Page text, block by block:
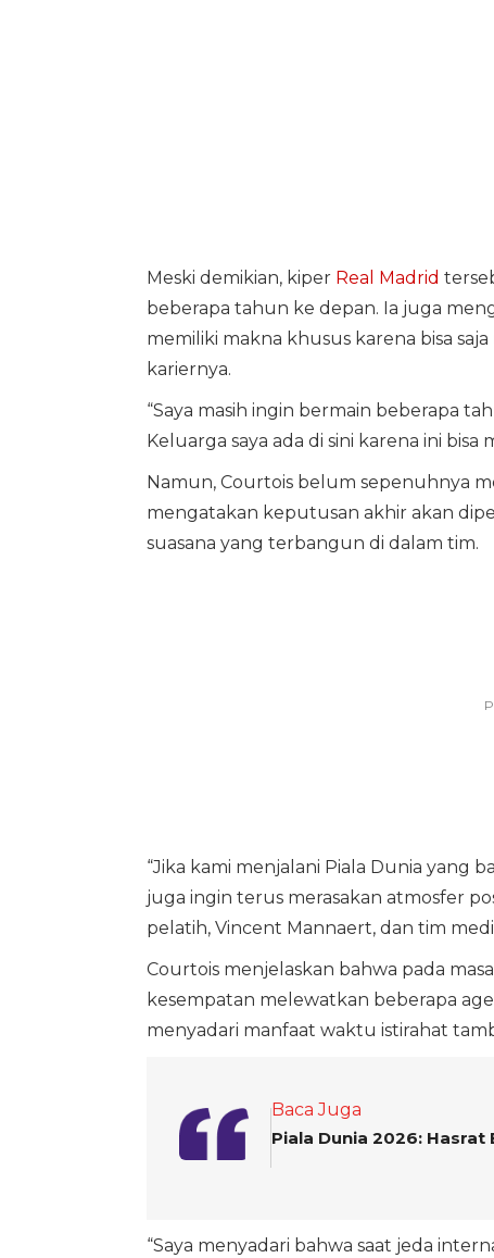
Meski demikian, kiper Real Madrid
beberapa tahun ke depan. Ia juga
memiliki makna khusus karena bisa
kariernya.
“Saya masih ingin bermain beberapa
Keluarga saya ada di sini karena ini
Namun, Courtois belum sepenuhnya
mengatakan keputusan akhir akan
suasana yang terbangun di dalam tim.
“Jika kami menjalani Piala Dunia yang
juga ingin terus merasakan atmosfer
pelatih, Vincent Mannaert, dan tim
Courtois menjelaskan bahwa pada
kesempatan melewatkan beberapa
menyadari manfaat waktu istirahat
Baca Juga
Piala Dunia 2026:
“Saya menyadari bahwa saat jeda